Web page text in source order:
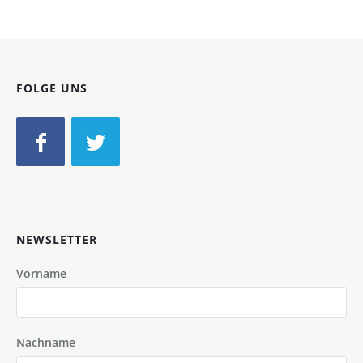
FOLGE UNS
NEWSLETTER
Vorname
Nachname